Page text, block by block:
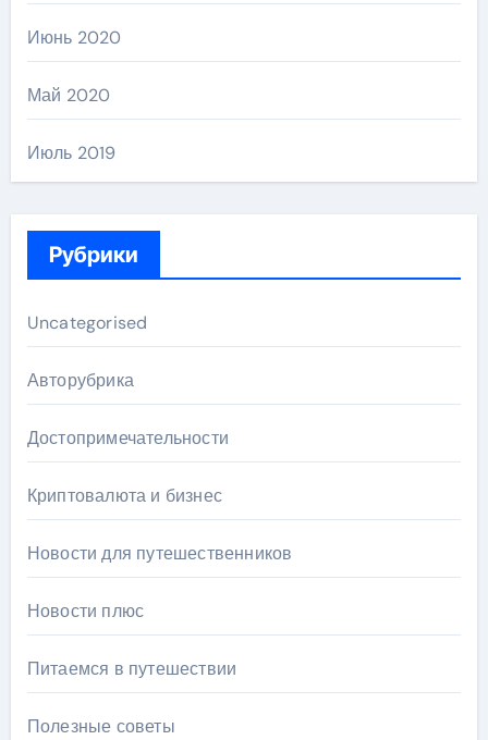
Июнь 2020
Май 2020
Июль 2019
Рубрики
Uncategorised
Авторубрика
Достопримечательности
Криптовалюта и бизнес
Новости для путешественников
Новости плюс
Питаемся в путешествии
Полезные советы